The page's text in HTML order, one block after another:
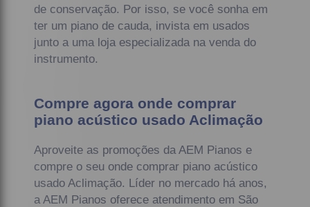
de conservação. Por isso, se você sonha em
ter um piano de cauda, invista em usados
junto a uma loja especializada na venda do
instrumento.
Compre agora onde comprar
piano acústico usado Aclimação
Aproveite as promoções da AEM Pianos e
compre o seu onde comprar piano acústico
usado Aclimação. Líder no mercado há anos,
a AEM Pianos oferece atendimento em São